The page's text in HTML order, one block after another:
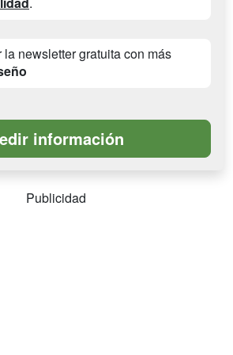
newsletter gratuita con más
Publicidad